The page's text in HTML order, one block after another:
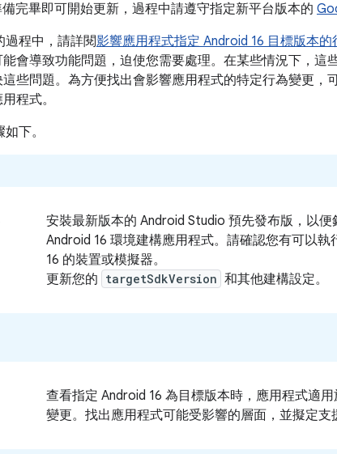
完畢即可開始更新，過程中請遵守指定新平台版本的
過程中，請詳閱影響應用程式指定 Android 16 目標版本的
會導致功能問題，迫使您需要處理。 在某些情況下，這
些問題。為方便找出會影響應用程式的特定行為變更，
程式。
下。
安裝最新版本的 Android Studio 預先發布版，以便
Android 16 環境建構應用程式。請確認您有可以執
16 的裝置或模擬器。
更新您的 targetSdkVersion 和其他建構設定。
查看指定 Android 16 為目標版本時，應用程式適
變更。找出應用程式可能受影響的層面，並擬定支